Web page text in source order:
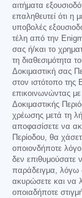
αιτήματα
επαληθευτεί ότι η
υποβολές
τέλη από την
σας ή/και το
τη διαθεσιμότητα
Δοκιμαστική σας
στον ιστότοπο
επικοινωνώντας
Δοκιμαστικής
χρέωσης μετά τη
αποφασίσετε να
Περίοδου, θα
οποιονδήποτε
δεν επιθυμούσατε
παράδειγμα, λόγω
ακυρώσετε και να
οποιαδήποτε